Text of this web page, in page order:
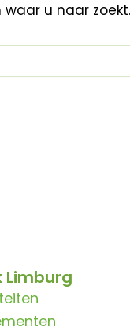
u naar
Limburg